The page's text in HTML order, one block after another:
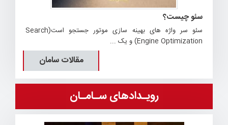
سئو چیست؟
سئو سر واژه های بهینه سازی موتور جستجو است(Search
Engine Optimization) و یک ...
مقالات سامان
رویـدادهای سـامـان